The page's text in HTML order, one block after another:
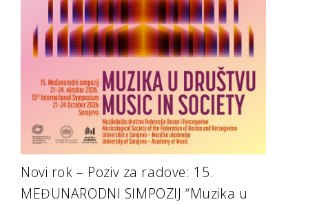
Novi rok – Poziv za radove: 15.
MEĐUNARODNI SIMPOZIJ “Muzika u